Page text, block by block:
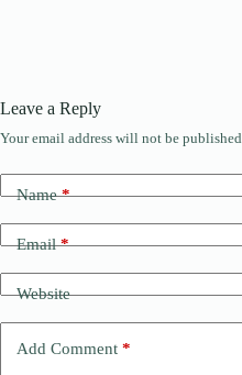
Leave a Reply
Your email address will not be published.
Name*
Email*
Website
Add Comment *